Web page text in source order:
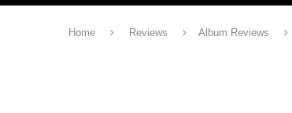
Home Reviews Album Reviews